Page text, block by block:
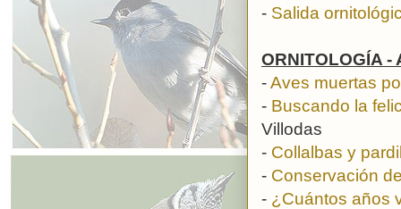
- Salida
ORNITOLOGÍA -
-Aves muertas
- Buscando la
Villodas
- Collalbas y
- Conservación
- ¿Cuántos años